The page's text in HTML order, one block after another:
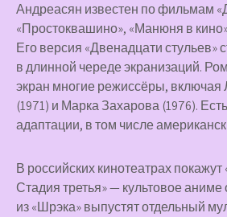
Андреасян известен по фильмам
«Простоквашино», «Манюня в
Его версия «Двенадцати стульев»
в длинной череде экранизаций.
экран многие режиссёры, включая
(1971) и Марка Захарова (1976).
адаптации, в том числе
В российских кинотеатрах
Стадия третья» — культовое
из «Шрэка» выпустят отдельный